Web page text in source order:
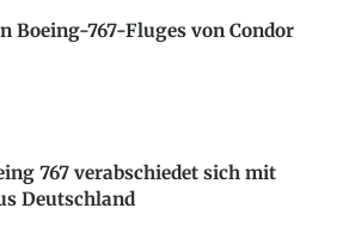
Boeing-767-Fluges von Condor
767 verabschiedet sich mit
Deutschland